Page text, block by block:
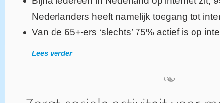
Nederlanders heeft namelijk toegang tot
Van de 65+-ers ‘slechts’ 75% actief is op
Lees verder